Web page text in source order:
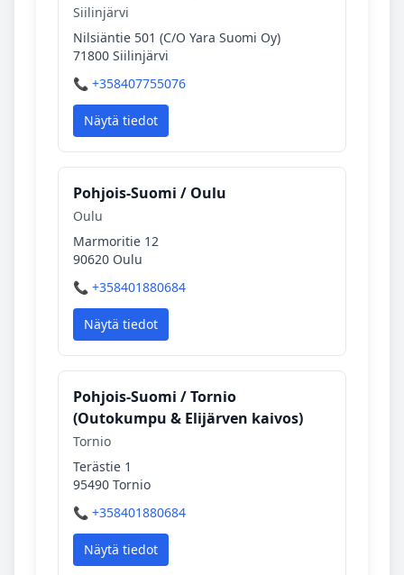
Siilinjärvi
Nilsiäntie 501 (C/O Yara Suomi Oy)
71800 Siilinjärvi
📞 +358407755076
Näytä tiedot
Pohjois‑Suomi / Oulu
Oulu
Marmoritie 12
90620 Oulu
📞 +358401880684
Näytä tiedot
Pohjois‑Suomi / Tornio
(Outokumpu & Elijärven kaivos)
Tornio
Terästie 1
95490 Tornio
📞 +358401880684
Näytä tiedot